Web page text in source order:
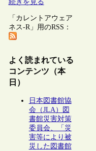
続きを見る
「カレントアウェア
ネス-R」用のRSS：
よく読まれている
コンテンツ（本
日）
日本図書館協
会（JLA）図
書館災害対策
委員会、「災
害等により被
災した図書館